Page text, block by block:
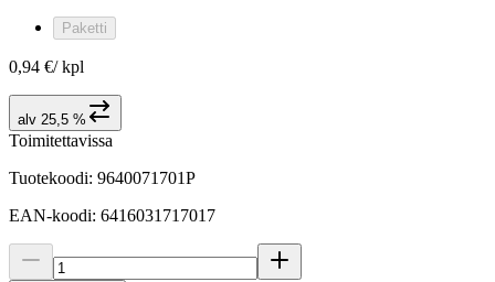
Paketti
0,94 €/ kpl
alv 25,5 %
Toimitettavissa
Tuotekoodi: 9640071701P
EAN-koodi: 6416031717017